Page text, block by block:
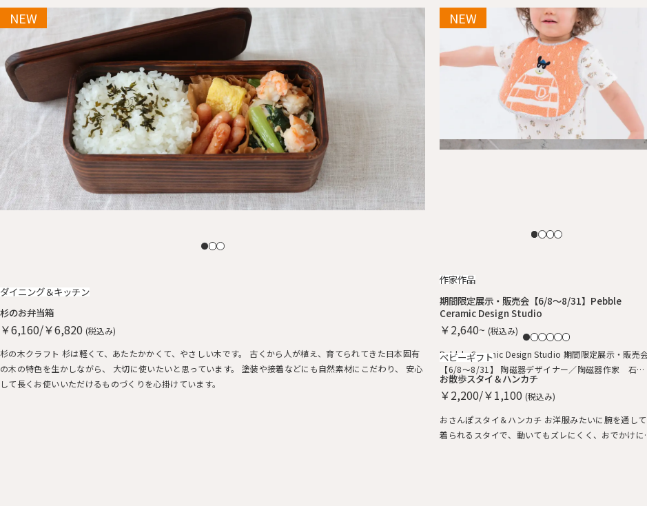
NEW
ダイニング＆キッチン
杉のお弁当箱
￥6,160/￥6,820 (税込み)
杉の木クラフト 杉は軽くて、あたたかかくて、やさしい木です。 古くから人が植え、育てられてきた日本固有
の木の特色を生かしながら、 大切に使いたいと思っています。 塗装や接着などにも自然素材にこだわり、 安心
して長くお使いいただけるものづくりを心掛けています。
NEW
作家作品
期間限定展示・販売会【6/8～8/31】Pebble
Ceramic Design Studio
￥2,640~ (税込み)
Pebble Ceramic Design Studio 期間限定展示・販売会
【6/8～8/31】 陶磁器デザイナー／陶磁器作家 石原
亮太 糸島で活躍中の石原さん やさしいタッチの絵付け
器を中心に特別展示させていただきました。 どれも1点
ものとなりますので、売り切れ次第終了となります。
NEW
ベビーギフト
お散歩スタイ＆ハンカチ
￥2,200/￥1,100 (税込み)
おさんぽスタイ＆ハンカチ お洋服みたいに腕を通して
着られるスタイで、動いてもズレにくく、おでかけに